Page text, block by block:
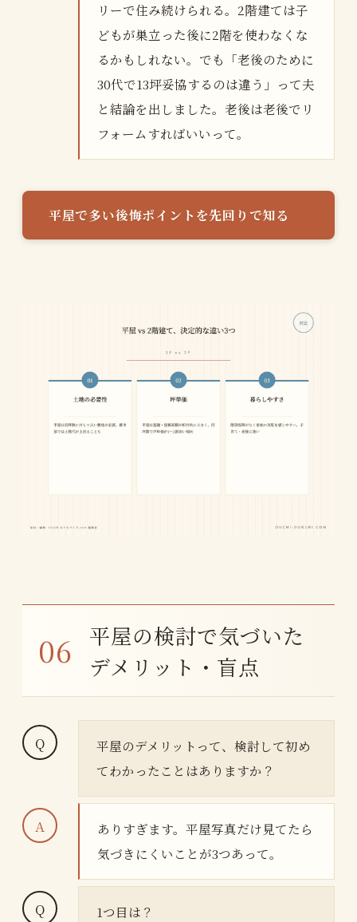
リーで住み続けられる。2階建ては子
どもが巣立った後に2階を使わなくな
るかもしれない。でも「老後のために
30代で13坪妥協するのは違う」って夫
と結論を出しました。老後は老後でリ
フォームすればいいって。
平屋で多い後悔ポイントを先回りで知る
平屋の検討で気づいた
デメリット・盲点
平屋のデメリットって、検討して初め
てわかったことはありますか？
ありすぎます。平屋写真だけ見てたら
気づきにくいことが3つあって。
1つ目は？